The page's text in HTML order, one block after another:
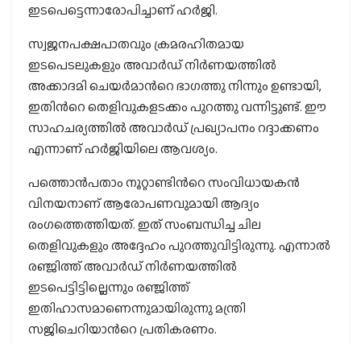
ഇടപെട്ടെന്നാരോപിച്ചാണ് ഹർജി.
സ്വജനപക്ഷപാതവും ക്രമരഹിതമായ
ഇടപെടലുകളും അവാർഡ് നിർണയത്തിൽ
അക്കാദമി ചെയർമാന്‍റെ ഭാഗത്തു നിന്നും ഉണ്ടായി,
ഇതിന്‍റെ തെളിവുകളടക്കം പുറത്തു വന്നിട്ടുണ്ട്. ഈ
സാഹചര്യത്തിൽ അവാർഡ് പ്രഖ്യാപനം റദ്ദാക്കണം
എന്നാണ് ഹർജിയിലെ ആവശ്യം.
പത്തൊൻപതാം നൂറ്റാണ്ടിന്‍റെ സംവിധായകൻ
വിനയനാണ് ആരോപണവുമായി ആദ്യം
രംഗത്തെത്തിയത്. ഇത് സംബന്ധിച്ച ചില
തെളിവുകളും അദ്ദേഹം പുറത്തുവിട്ടിരുന്നു. എന്നാൽ
രഞ്ജിത്ത് അവാർഡ് നിർണയത്തിൽ
ഇടപെട്ടിട്ടില്ലെന്നും രഞ്ജിത്ത്
ഇതിഹാസമാണെന്നുമായിരുന്നു മന്ത്രി
സജിചെറിയാന്‍റെ പ്രതികരണം.